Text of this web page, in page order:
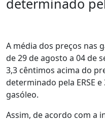
determinado
A média dos preços nas
de 29 de agosto a 04 de
3,3 cêntimos acima do
determinado pela ERSE
gasóleo.
Assim, de acordo com a